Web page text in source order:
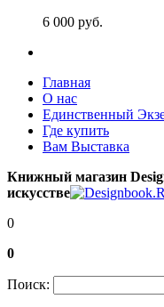
6 000 pуб.
Главная
О нас
Единственный
Где купить
Вам Выставка
Книжный магазин
искусстве
0
0
Поиск: